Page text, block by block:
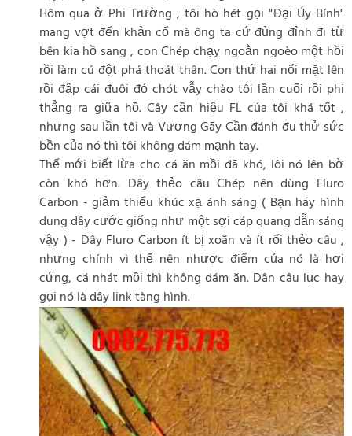
Hôm qua ở Phi Trường , tôi hò hét gọi "Đại Úy Bính"
mang vợt đến khản cổ mà ông ta cứ đủng đỉnh đi từ
bên kia hồ sang , con Chép chạy ngoằn ngoèo một hồi
rồi làm cú đột phá thoát thân. Con thứ hai nổi mặt lên
rồi đập cái đuôi đỏ chót vẫy chào tôi lần cuối rồi phi
thẳng ra giữa hồ. Cây cần hiệu FL của tôi khá tốt ,
nhưng sau lần tôi và Vương Gãy Cần đánh đu thử sức
bền của nó thì tôi không dám mạnh tay.
Thế mới biết lừa cho cá ăn mồi đã khó, lôi nó lên bờ
còn khó hơn. Dây thẻo câu Chép nên dùng Fluro
Carbon - giảm thiểu khúc xạ ánh sáng ( Bạn hãy hình
dung dây cước giống như một sợi cáp quang dẫn sáng
vậy ) - Dây Fluro Carbon ít bị xoăn và ít rối thẻo câu ,
nhưng chính vì thế nên nhược điểm của nó là hơi
cứng, cá nhát mồi thì không dám ăn. Dân câu lục hay
gọi nó là dây link tàng hình.